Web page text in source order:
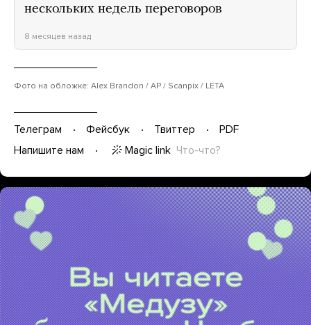
нескольких недель переговоров
8 месяцев назад
Фото на обложке: Alex Brandon / AP / Scanpix / LETA
Телеграм Фейсбук Твиттер
PDF
Напишите нам
Magic link Что-что?